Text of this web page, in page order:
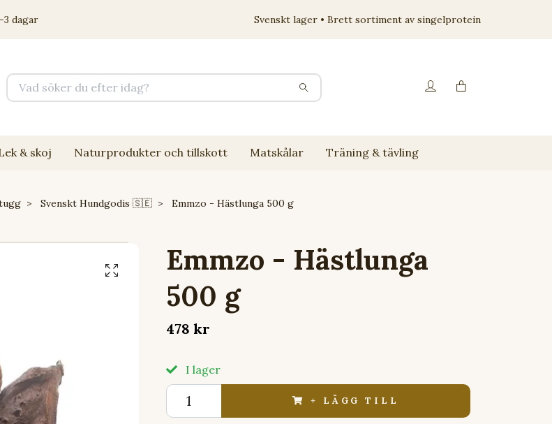
dagar Svenskt lager • Brett sortiment av singelprotein
& skoj Naturprodukter och tillskott Matskålar Träning & tävling
Svenskt Hundgodis 🇸🇪 Emmzo - Hästlunga 500 g
Emmzo - Hästlunga
500 g
478 kr
I lager
+ LÄGG TILL